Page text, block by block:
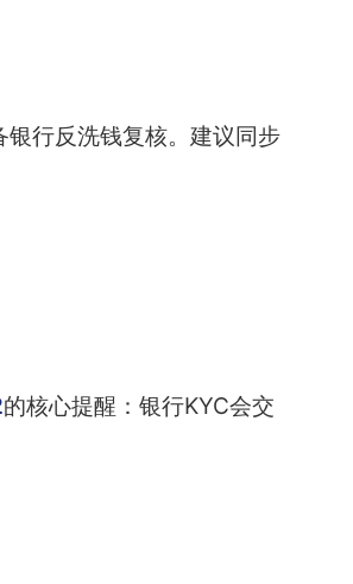
行反洗钱复核。建议同步
的核心提醒：银行KYC会交